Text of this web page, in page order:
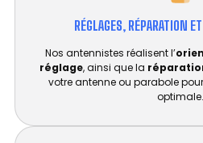
RÉGLAGES, RÉPARATION
Nos antennistes réalisent l’
réglage, ainsi que la
votre antenne ou parabole
optimale.